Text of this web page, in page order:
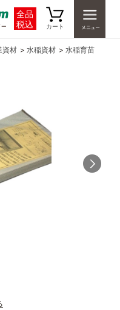
全品
税込
カート
資材 > 水稲資材 > 水稲育苗